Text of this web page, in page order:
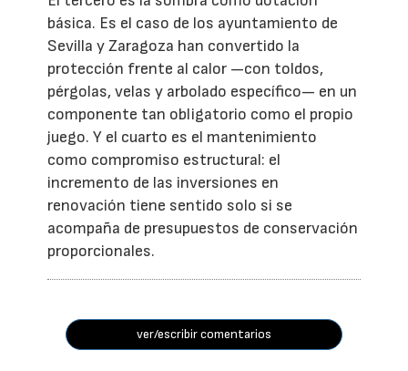
básica. Es el caso de los ayuntamiento de
Sevilla y Zaragoza han convertido la
protección frente al calor —con toldos,
pérgolas, velas y arbolado específico— en un
componente tan obligatorio como el propio
juego. Y el cuarto es el mantenimiento
como compromiso estructural: el
incremento de las inversiones en
renovación tiene sentido solo si se
acompaña de presupuestos de conservación
proporcionales.
ver/escribir comentarios